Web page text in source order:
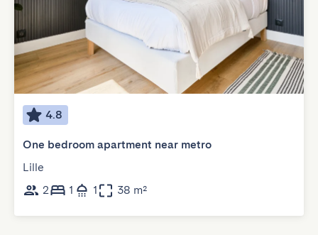
4.8
One bedroom apartment near metro
Lille
2
1 1 38 m²